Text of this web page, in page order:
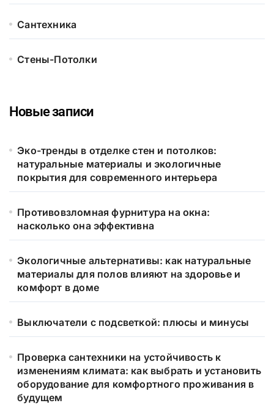
Сантехника
Стены-Потолки
Новые записи
Эко-тренды в отделке стен и потолков:
натуральные материалы и экологичные
покрытия для современного интерьера
Противовзломная фурнитура на окна:
насколько она эффективна
Экологичные альтернативы: как натуральные
материалы для полов влияют на здоровье и
комфорт в доме
Выключатели с подсветкой: плюсы и минусы
Проверка сантехники на устойчивость к
изменениям климата: как выбрать и установить
оборудование для комфортного проживания в
будущем